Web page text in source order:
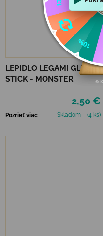
LEPIDLO LEGAMI GLUE
STICK - MONSTER
2,50 €
Pozrieť viac Skladom (4 ks)